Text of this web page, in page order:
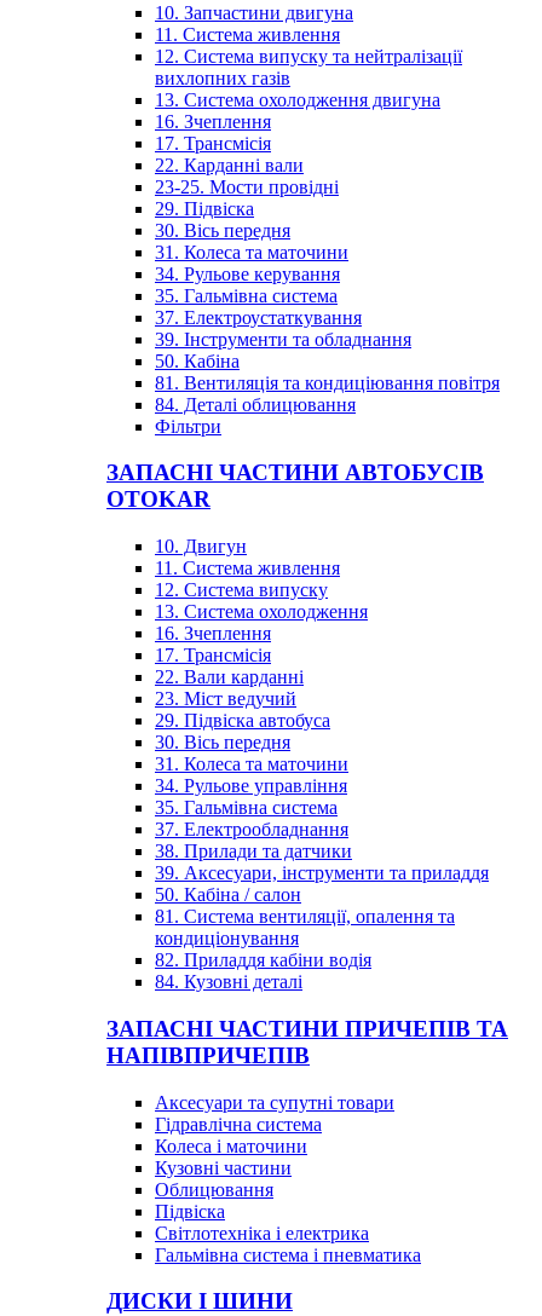
10. Запчастини двигуна
11. Система живлення
12. Система випуску та нейтралізації
вихлопних газів
13. Система охолодження двигуна
16. Зчеплення
17. Трансмісія
22. Карданні вали
23-25. Мости провідні
29. Підвіска
30. Вісь передня
31. Колеса та маточини
34. Рульове керування
35. Гальмівна система
37. Електроустаткування
39. Інструменти та обладнання
50. Кабіна
81. Вентиляція та кондиціювання повітря
84. Деталі облицювання
Фільтри
ЗАПАСНІ ЧАСТИНИ АВТОБУСІВ
OTOKAR
10. Двигун
11. Система живлення
12. Система випуску
13. Система охолодження
16. Зчеплення
17. Трансмісія
22. Вали карданні
23. Міст ведучий
29. Підвіска автобуса
30. Вісь передня
31. Колеса та маточини
34. Рульове управління
35. Гальмівна система
37. Електрообладнання
38. Прилади та датчики
39. Аксесуари, інструменти та приладдя
50. Кабіна / салон
81. Система вентиляції, опалення та
кондиціонування
82. Приладдя кабіни водія
84. Кузовні деталі
ЗАПАСНІ ЧАСТИНИ ПРИЧЕПІВ ТА
НАПІВПРИЧЕПІВ
Аксесуари та супутні товари
Гідравлічна система
Колеса і маточини
Кузовні частини
Облицювання
Підвіска
Світлотехніка і електрика
Гальмівна система і пневматика
ДИСКИ І ШИНИ